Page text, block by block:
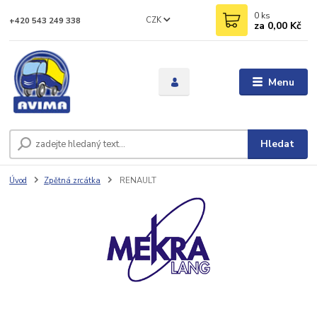
Menu
CZK
Hledat
+420 543 249 338 0 ks
za 0,00 Kč
Úvod Zpětná zrcátka RENAULT